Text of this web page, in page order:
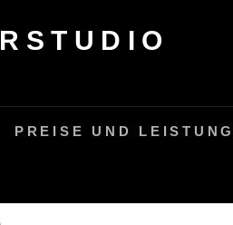
PREISE UND